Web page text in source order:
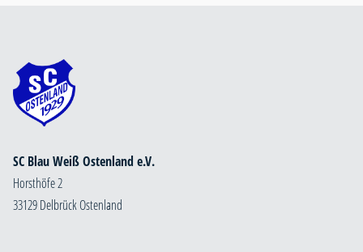
SC Blau Weiß Ostenland e.V.
Horsthöfe 2
33129 Delbrück Ostenland